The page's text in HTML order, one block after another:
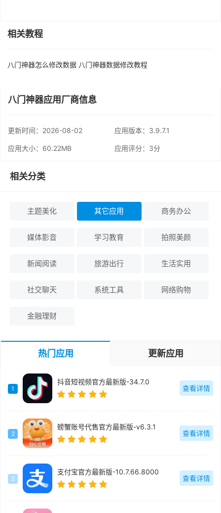
相关教程
八门神器怎么修改数据 八门神器数据修改教程
八门神器应用厂商信息
更新时间： 2026-08-02 应用版本：3.9.7.1
应用大小：60.22MB 应用评分： 3分
相关分类
主题美化 其它应用 商务办公
媒体影音 学习教育 拍照美颜
新闻阅读 旅游出行 生活实用
社交聊天 系统工具 网络购物
金融理财
热门应用 更新应用
1
抖音短视频官方最新版-34.7.0
查看详情
2
螃蟹账号代售官方最新版-v6.3.1
查看详情
3
支付宝官方最新版-10.7.66.8000
查看详情